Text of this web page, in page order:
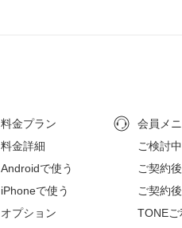
料金プラン
料金詳細
Androidで使う
iPhoneで使う
オプション
会員メ
ご検討
ご契約
ご契約
TONE